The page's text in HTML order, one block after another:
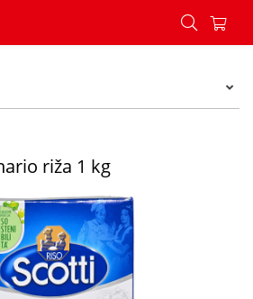
Originario riža 1 kg - Konzum
riža 1 kg